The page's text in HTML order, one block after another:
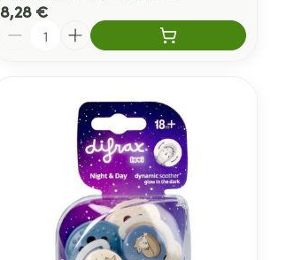
8,28 €
Quantité